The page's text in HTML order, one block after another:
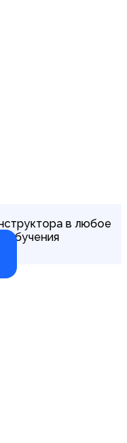
в любое
обучения